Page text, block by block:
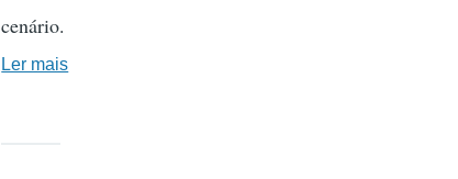
cenário.
Ler mais